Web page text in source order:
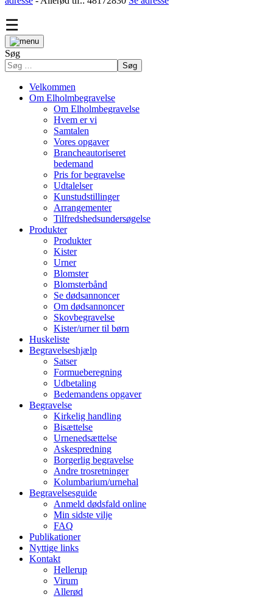
☰
Søg
Søg
Velkommen
Om Elholmbegravelse
Om Elholmbegravelse
Hvem er vi
Samtalen
Vores opgaver
Brancheautoriseret
bedemand
Pris for begravelse
Udtalelser
Kunstudstillinger
Arrangementer
Tilfredshedsundersøgelse
Produkter
Produkter
Kister
Urner
Blomster
Blomsterbånd
Se dødsannoncer
Om dødsannoncer
Skovbegravelse
Kister/urner til børn
Huskeliste
Begravelseshjælp
Satser
Formueberegning
Udbetaling
Bedemandens opgaver
Begravelse
Kirkelig handling
Bisættelse
Urnenedsættelse
Askespredning
Borgerlig begravelse
Andre trosretninger
Kolumbarium/urnehal
Begravelsesguide
Anmeld dødsfald online
Min sidste vilje
FAQ
Publikationer
Nyttige links
Kontakt
Hellerup
Virum
Allerød